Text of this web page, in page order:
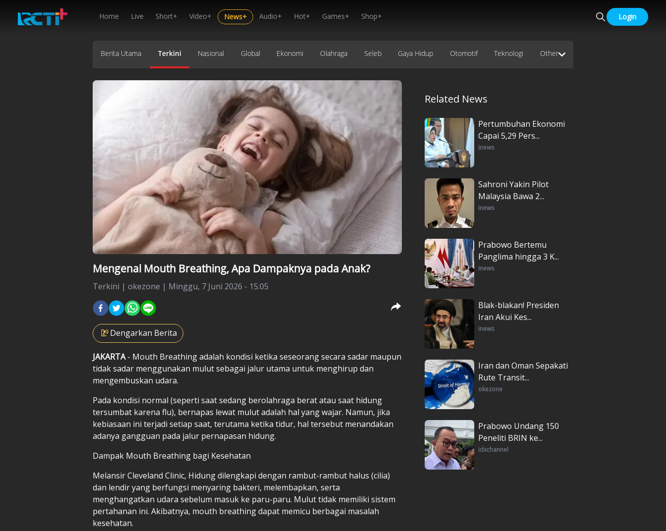
Home Live Short+ Video+ News+ Audio+ Hot+ Games+ Shop+ Login
Berita Utama Terkini Nasional Global Ekonomi Olahraga Seleb Gaya Hidup Otomotif Teknologi Other
Mengenal Mouth Breathing, Apa Dampaknya pada Anak?
Terkini | okezone | Minggu, 7 Juni 2026 - 15:05
Dengarkan Berita
JAKARTA- Mouth Breathing adalah kondisi ketika seseorang secara sadar maupun
tidak sadar menggunakan mulut sebagai jalur utama untuk menghirup dan
mengembuskan udara.
Pada kondisi normal (seperti saat sedang berolahraga berat atau saat hidung
tersumbat karena flu), bernapas lewat mulut adalah hal yang wajar. Namun, jika
kebiasaan ini terjadi setiap saat, terutama ketika tidur, hal tersebut menandakan
adanya gangguan pada jalur pernapasan hidung.
Dampak Mouth Breathing bagi Kesehatan
Melansir Cleveland Clinic, Hidung dilengkapi dengan rambut-rambut halus (cilia)
dan lendir yang berfungsi menyaring bakteri, melembapkan, serta
menghangatkan udara sebelum masuk ke paru-paru. Mulut tidak memiliki sistem
pertahanan ini. Akibatnya, mouth breathing dapat memicu berbagai masalah
kesehatan.
Related News
Pertumbuhan Ekonomi
Capai 5,29 Pers...
inews
Sahroni Yakin Pilot
Malaysia Bawa 2...
inews
Prabowo Bertemu
Panglima hingga 3 K...
inews
Blak-blakan! Presiden
Iran Akui Kes...
inews
Iran dan Oman Sepakati
Rute Transit...
okezone
Prabowo Undang 150
Peneliti BRIN ke...
idxchannel